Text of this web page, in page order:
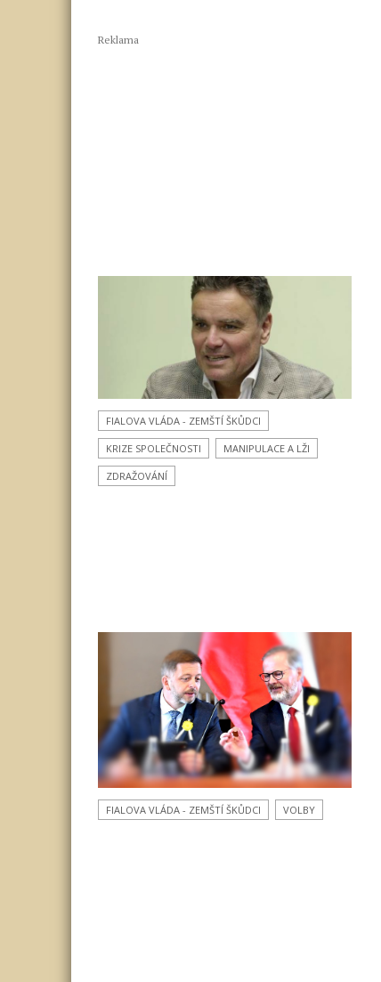
Reklama
FIALOVA VLÁDA - ZEMŠTÍ ŠKŮDCI
KRIZE SPOLEČNOSTI MANIPULACE A LŽI
ZDRAŽOVÁNÍ
FIALOVA VLÁDA - ZEMŠTÍ ŠKŮDCI VOLBY